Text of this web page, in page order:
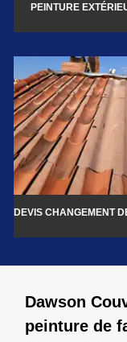
PEINTURE
DEVIS CHANGEMENT
Dawson
peinture de